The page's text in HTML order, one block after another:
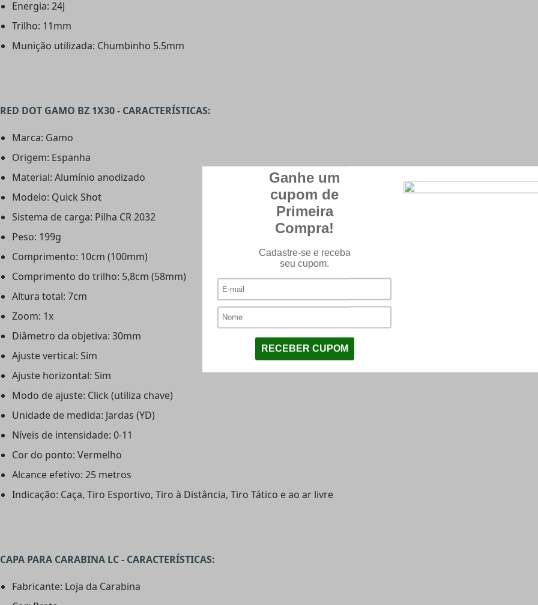
Energia: 24J
Trilho: 11mm
Munição utilizada: Chumbinho 5.5mm
RED DOT GAMO BZ 1X30 - CARACTERÍSTICAS:
Marca: Gamo
Origem: Espanha
Material: Alumínio anodizado
Modelo: Quick Shot
Sistema de carga: Pilha CR 2032
Peso: 199g
Comprimento: 10cm (100mm)
Comprimento do trilho: 5,8cm (58mm)
Altura total: 7cm
Zoom: 1x
Diâmetro da objetiva: 30mm
Ajuste vertical: Sim
Ajuste horizontal: Sim
Modo de ajuste: Click (utiliza chave)
Unidade de medida: Jardas (YD)
Níveis de intensidade: 0-11
Cor do ponto: Vermelho
Alcance efetivo: 25 metros
Indicação: Caça, Tiro Esportivo, Tiro à Distância, Tiro Tático e ao ar livre
CAPA PARA CARABINA LC - CARACTERÍSTICAS:
Fabricante: Loja da Carabina